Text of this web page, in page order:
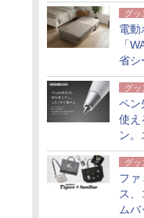
グッ
電動
「
省シ
も。
ンパ
グッ
ペン
使え
ン。
開発
グッ
ファ
ス
ム